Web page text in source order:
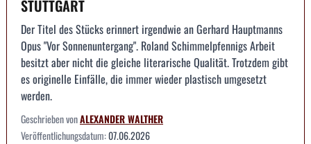
STUTTGART
Der Titel des Stücks erinnert irgendwie an Gerhard Hauptmanns
Opus "Vor Sonnenuntergang". Roland Schimmelpfennigs Arbeit
besitzt aber nicht die gleiche literarische Qualität. Trotzdem gibt
es originelle Einfälle, die immer wieder plastisch umgesetzt
werden.
Geschrieben vonALEXANDER WALTHER
Veröffentlichungsdatum:07.06.2026